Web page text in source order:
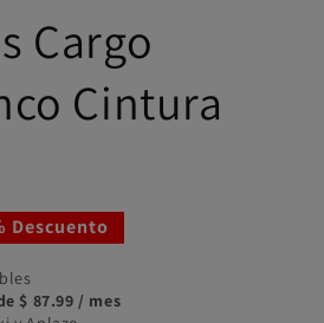
Cargo
Cintura
Descuento
$ 87.99 / mes